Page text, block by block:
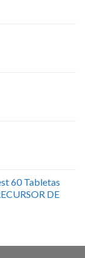
60 Tabletas
DE